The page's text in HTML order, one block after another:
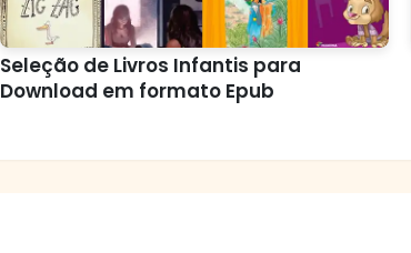
Seleção de Livros Infantis para
Download em formato Epub